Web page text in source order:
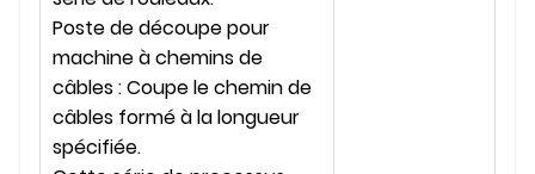
Poste de découpe pour
machine à chemins de
câbles : Coupe le chemin de
câbles formé à la longueur
spécifiée.